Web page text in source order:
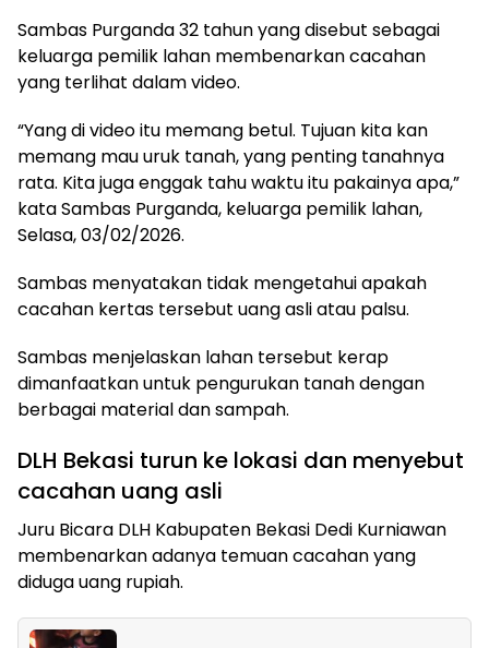
Sambas Purganda 32 tahun yang disebut sebagai
keluarga pemilik lahan membenarkan cacahan
yang terlihat dalam video.
“Yang di video itu memang betul. Tujuan kita kan
memang mau uruk tanah, yang penting tanahnya
rata. Kita juga enggak tahu waktu itu pakainya apa,”
kata Sambas Purganda, keluarga pemilik lahan,
Selasa, 03/02/2026.
Sambas menyatakan tidak mengetahui apakah
cacahan kertas tersebut uang asli atau palsu.
Sambas menjelaskan lahan tersebut kerap
dimanfaatkan untuk pengurukan tanah dengan
berbagai material dan sampah.
DLH Bekasi turun ke lokasi dan menyebut
cacahan uang asli
Juru Bicara DLH Kabupaten Bekasi Dedi Kurniawan
membenarkan adanya temuan cacahan yang
diduga uang rupiah.